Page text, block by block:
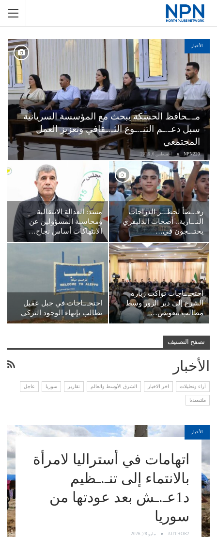
الأخبار
مـ.ـحافظ الحسكة يبحث مع المؤسسة السريانية
سبل دعـ.ـم التنـ.ـوع الثـ.ـقافي وتعزيز العمل
المجتمعي
NPN220 أغسطس 6, 2026
رفـ.ـضاً لحظـ.ـر الدراجات
النـ.ـارية.. أصحاب الدليفري
يحتـ.ـجون في…
مسد: العدالة الانتقالية
ومحاسبة المسؤولين عن
الانتهاكات أساس نجاح…
احتجـ.ـاجات تواكب زيارة
الشرع إلى دير الزور وسط
مطالب بتعويض…
احتجـ.ـاجات في جبل عقيل
تطالب بإنهاء الوجود التركي
تصفح التصنيف
الأخبار
آراء وتحليلات اخر الاخبار الشرق الأوسط والعالم تقارير سوريا عاجل
ملتيميديا
الأخبار
اتهامات في أستراليا لامرأة
بالانتماء إلى تنـ.ـظيم
د1عـ.ـش بعد عودتها من
سوريا
AUTHOR2 مايو 28, 2026